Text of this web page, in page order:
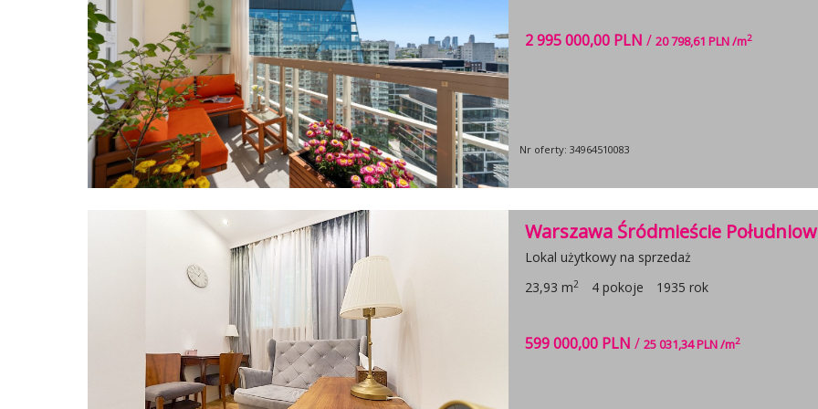
2 995 000,00 PLN / 20 798,61 PLN /m2
Nr oferty: 34964510083
Warszawa Śródmieście
Lokal użytkowy na sprzedaż
23,93 m2 4 pokoje 1935 rok
599 000,00 PLN / 25 031,34 PLN /m2